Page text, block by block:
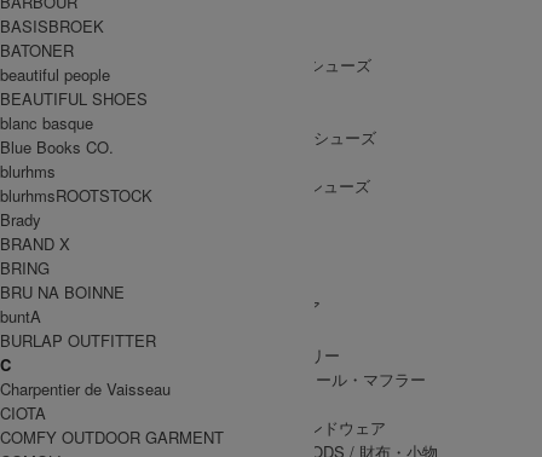
SHOES
SHOES ALL ITEM
/ ドレスシューズ
BOOTS
PUMPS
/ バレエシューズ
OTHER SHOES
/ その他シューズ
GOODS
GOODS ALL ITEM
/ 帽子・ヘッドウェア
BAG
ACCESSARY
/ アクセサリー
/ ストール・マフラー
LEG WEAR
HAND WEAR
/ 手袋・ハンドウェア
WALLET&GENERAL GOODS / 財布・小物
BASISBROEK
BATONER
beautiful people
BEAUTIFUL SHOES
blanc basque
Blue Books CO.
blurhms
blurhmsROOTSTOCK
Brady
BRAND X
BRING
BRU NA BOINNE
buntA
BURLAP OUTFITTER
C
Charpentier de Vaisseau
CIOTA
COMFY OUTDOOR GARMENT